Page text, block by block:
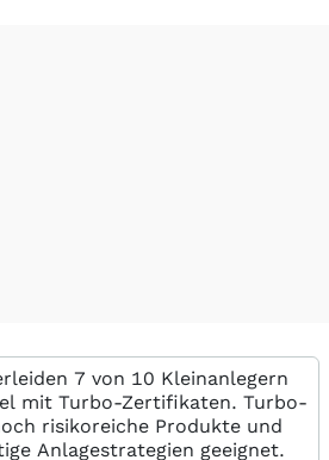
7 von 10 Kleinanlegern
mit Turbo-Zertifikaten. Turbo-
risikoreiche Produkte und
Anlagestrategien geeignet.